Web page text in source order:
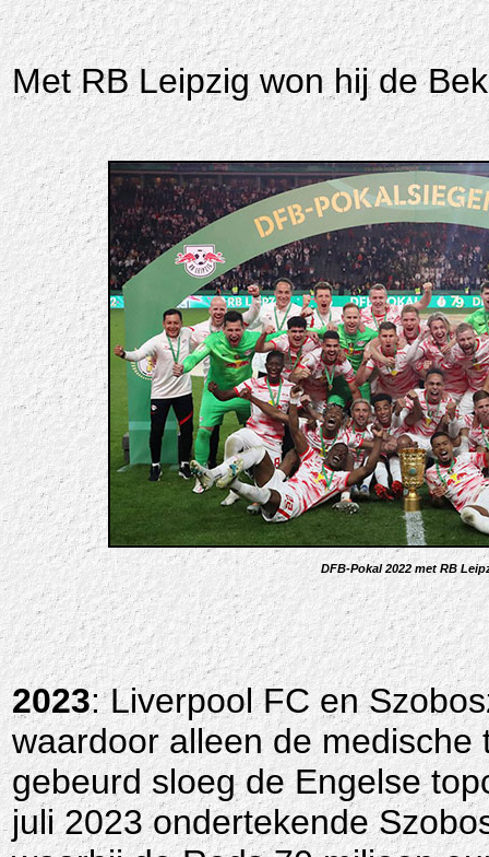
Met RB Leipzig won hij de
DFB-Pokal 2022 met RB
2023: Liverpool FC en
waardoor alleen de
gebeurd sloeg de Engelse
juli 2023 ondertekende